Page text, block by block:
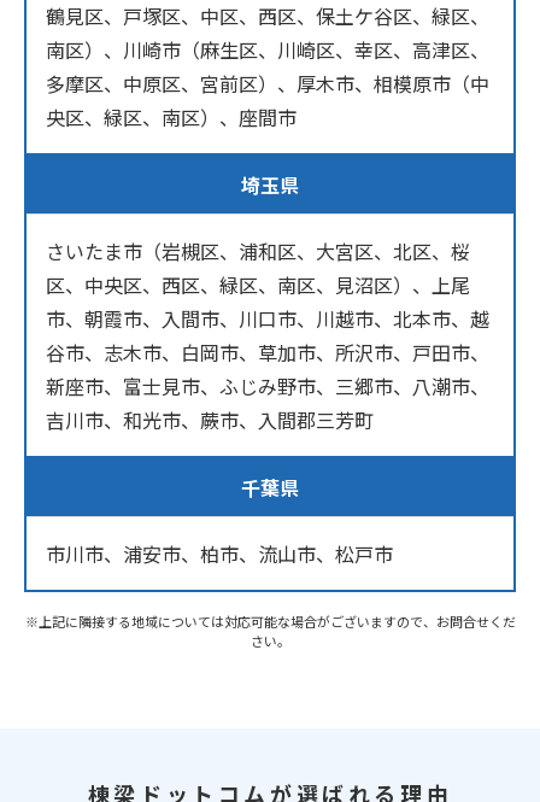
鶴見区、戸塚区、中区、西区、保土ケ谷区、緑区、
南区）、川崎市（麻生区、川崎区、幸区、高津区、
多摩区、中原区、宮前区）、厚木市、相模原市（中
央区、緑区、南区）、座間市
埼玉県
さいたま市（岩槻区、浦和区、大宮区、北区、桜
区、中央区、西区、緑区、南区、見沼区）、上尾
市、朝霞市、入間市、川口市、川越市、北本市、越
谷市、志木市、白岡市、草加市、所沢市、戸田市、
新座市、富士見市、ふじみ野市、三郷市、八潮市、
吉川市、和光市、蕨市、入間郡三芳町
千葉県
市川市、浦安市、柏市、流山市、松戸市
※上記に隣接する地域については対応可能な場合がございますので、お問合せくだ
さい。
棟梁ドットコムが選ばれる理由